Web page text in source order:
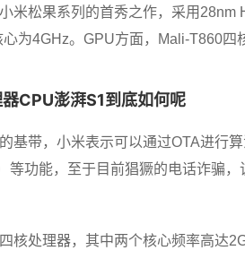
米松果系列的首秀之作，采用
为4GHz。GPU方面，Mali-T860四
CPU澎湃S1到底如何呢
基带，小米表示可以通过OTA进行
等功能，至于目前猖獗的电话诈骗
核处理器，其中两个核心频率高达